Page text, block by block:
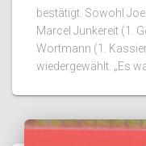
bestätigt. Sowohl
Marcel Junkereit (1.
Wortmann (1.
wiedergewählt. „Es